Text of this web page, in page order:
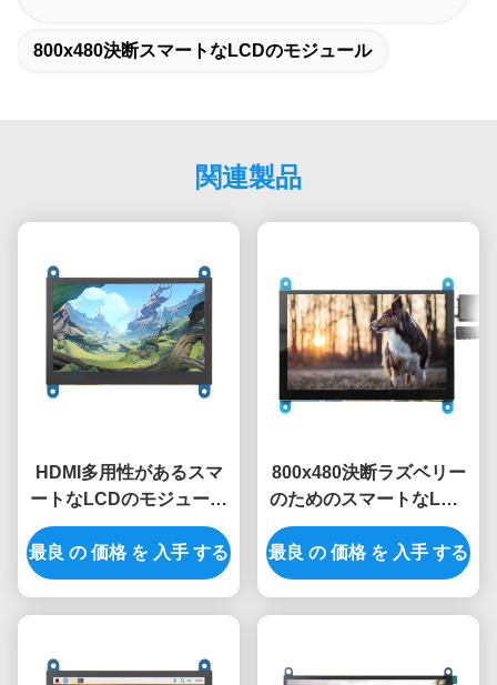
800x480決断スマートなLCDのモジュール
関連製品
HDMI多用性があるスマ
ートなLCDのモジュール
0.34A 800x480 4.3インチ
のTft Lcdモジュール
最良 の 価格 を 入手 する
800x480決断ラズベリー
のためのスマートなLCD
モジュール5V 5のインチ
Lcdモジュール
最良 の 価格 を 入手 する